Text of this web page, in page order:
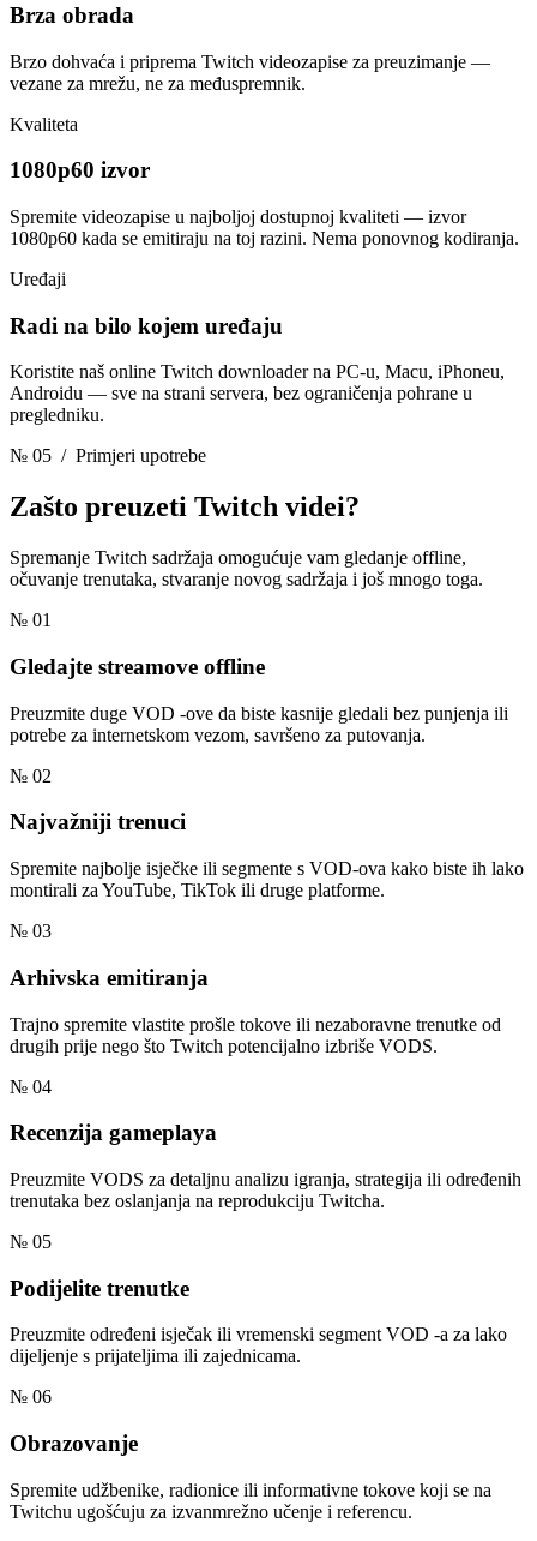
Brza obrada
Brzo dohvaća i priprema Twitch videozapise za preuzimanje —
vezane za mrežu, ne za međuspremnik.
Kvaliteta
1080p60 izvor
Spremite videozapise u najboljoj dostupnoj kvaliteti — izvor
1080p60 kada se emitiraju na toj razini. Nema ponovnog kodiranja.
Uređaji
Radi na bilo kojem uređaju
Koristite naš online Twitch downloader na PC-u, Macu, iPhoneu,
Androidu — sve na strani servera, bez ograničenja pohrane u
pregledniku.
№ 05 / Primjeri upotrebe
Zašto preuzeti Twitch videi?
Spremanje Twitch sadržaja omogućuje vam gledanje offline,
očuvanje trenutaka, stvaranje novog sadržaja i još mnogo toga.
№ 01
Gledajte streamove offline
Preuzmite duge VOD -ove da biste kasnije gledali bez punjenja ili
potrebe za internetskom vezom, savršeno za putovanja.
№ 02
Najvažniji trenuci
Spremite najbolje isječke ili segmente s VOD-ova kako biste ih lako
montirali za YouTube, TikTok ili druge platforme.
№ 03
Arhivska emitiranja
Trajno spremite vlastite prošle tokove ili nezaboravne trenutke od
drugih prije nego što Twitch potencijalno izbriše VODS.
№ 04
Recenzija gameplaya
Preuzmite VODS za detaljnu analizu igranja, strategija ili određenih
trenutaka bez oslanjanja na reprodukciju Twitcha.
№ 05
Podijelite trenutke
Preuzmite određeni isječak ili vremenski segment VOD -a za lako
dijeljenje s prijateljima ili zajednicama.
№ 06
Obrazovanje
Spremite udžbenike, radionice ili informativne tokove koji se na
Twitchu ugošćuju za izvanmrežno učenje i referencu.